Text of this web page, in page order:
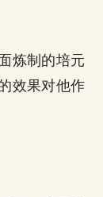
炼制的培元
效果对他作